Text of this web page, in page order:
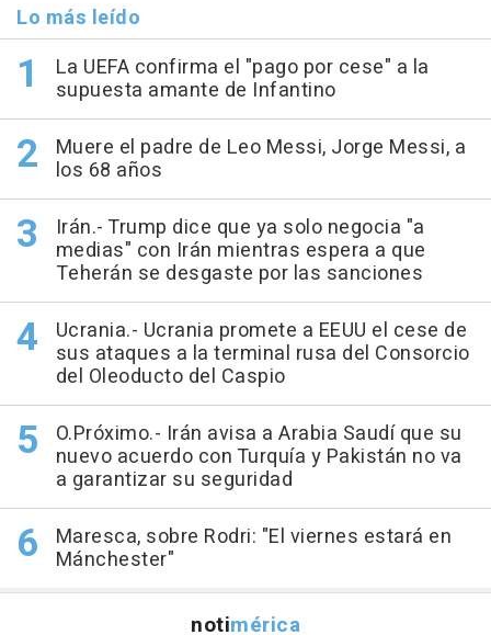
Lo más leído
La UEFA confirma el "pago por cese" a la
supuesta amante de Infantino
Muere el padre de Leo Messi, Jorge Messi, a
los 68 años
Irán.- Trump dice que ya solo negocia "a
medias" con Irán mientras espera a que
Teherán se desgaste por las sanciones
Ucrania.- Ucrania promete a EEUU el cese de
sus ataques a la terminal rusa del Consorcio
del Oleoducto del Caspio
O.Próximo.- Irán avisa a Arabia Saudí que su
nuevo acuerdo con Turquía y Pakistán no va
a garantizar su seguridad
Maresca, sobre Rodri: "El viernes estará en
Mánchester"
notimérica